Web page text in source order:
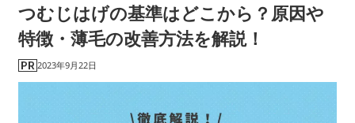
つむじはげの基準はどこから？原因や
特徴・薄毛の改善方法を解説！
2023年9月22日